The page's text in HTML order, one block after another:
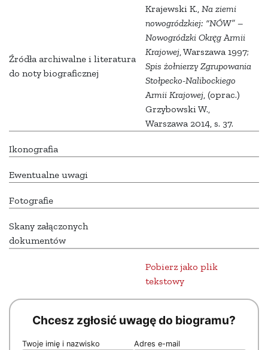
Źródła archiwalne i literatura
do noty biograficznej
Krajewski K., Na ziemi
nowogródzkiej: “NÓW” –
Nowogródzki Okręg Armii
Krajowej, Warszawa 1997;
Spis żołnierzy Zgrupowania
Stołpecko-Nalibockiego
Armii Krajowej, (oprac.)
Grzybowski W.,
Warszawa 2014, s. 37.
Ikonografia
Ewentualne uwagi
Fotografie
Skany załączonych
dokumentów
Pobierz jako plik
tekstowy
Chcesz zgłosić uwagę do biogramu?
Twoje imię i nazwisko Adres e-mail